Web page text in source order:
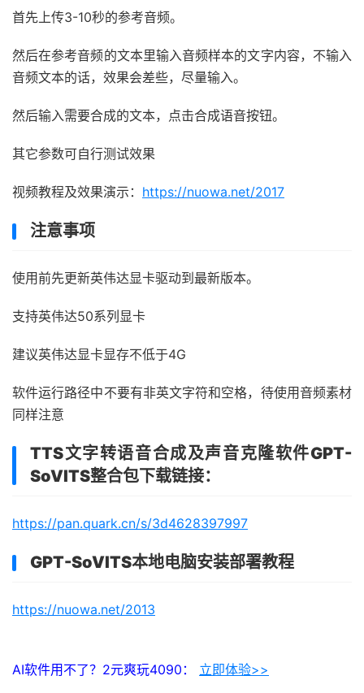
首先上传3-10秒的参考音频。
然后在参考音频的文本里输入音频样本的文字内容，不输入
音频文本的话，效果会差些，尽量输入。
然后输入需要合成的文本，点击合成语音按钮。
其它参数可自行测试效果
视频教程及效果演示： https://nuowa.net/2017
注意事项
使用前先更新英伟达显卡驱动到最新版本。
支持英伟达50系列显卡
建议英伟达显卡显存不低于4G
软件运行路径中不要有非英文字符和空格，待使用音频素材
同样注意
TTS文字转语音合成及声音克隆软件GPT-
SoVITS整合包下载链接：
https://pan.quark.cn/s/3d4628397997
GPT-SoVITS本地电脑安装部署教程
https://nuowa.net/2013
AI软件用不了？2元爽玩4090： 立即体验>>